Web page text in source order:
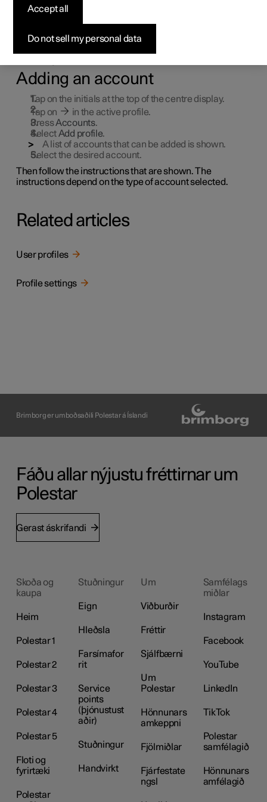
profile
It is possible to add accounts to a selected user profile.
Adding an account
Tap on the initials at the top of the centre display.
Tap on
in the active profile.
PressAccounts.
SelectAdd profile.
A list of accounts that can be added is shown.
Select the desired account.
Then follow the instructions that are shown. The
instructions depend on the type of account selected.
Related articles
User profiles
Profile settings
Brimborg er umboðsaðili Polestar á Íslandi
Fáðu allar nýjustu fréttirnar um
Polestar
Gerast áskrifandi
Skoða og
kaupa
Heim
Polestar 1
Polestar 2
Polestar 3
Polestar 4
Polestar 5
Floti og
fyrirtæki
Polestar
Stuðningur
Eign
Hleðsla
Farsímafor
rit
Service
points
(þjónustust
aðir)
Stuðningur
Handvirkt
Um
Viðburðir
Fréttir
Sjálfbærni
Um
Polestar
Hönnunars
amkeppni
Fjölmiðlar
Fjárfestate
ngsl
Samfélags
miðlar
Instagram
Facebook
YouTube
LinkedIn
TikTok
Polestar
samfélagið
Hönnunars
amfélagið
Do not sell my personal data
Accept all